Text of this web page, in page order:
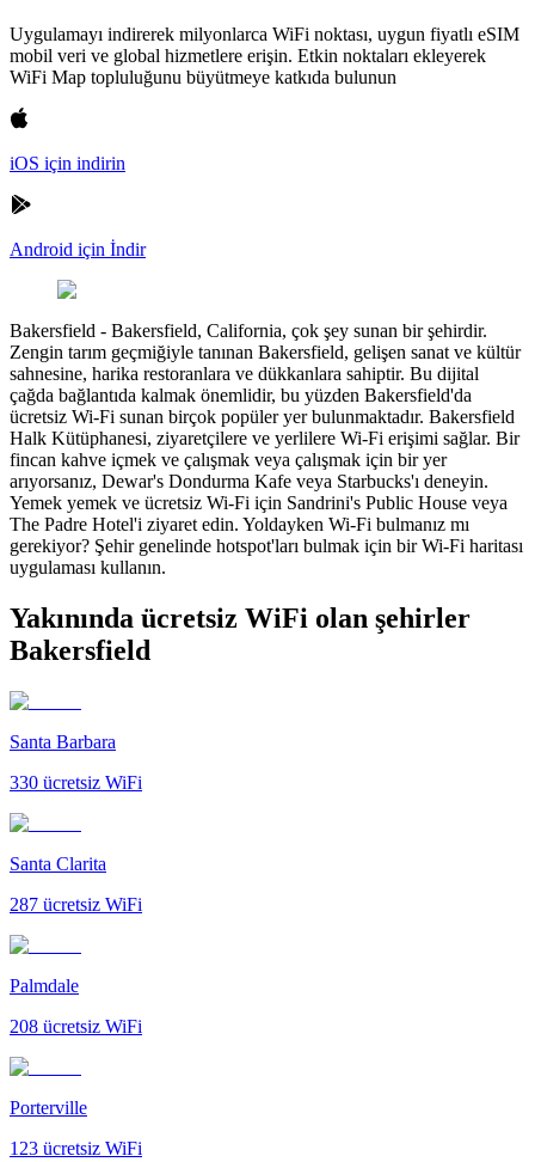
Uygulamayı indirerek milyonlarca WiFi noktası, uygun fiyatlı eSIM
mobil veri ve global hizmetlere erişin. Etkin noktaları ekleyerek
WiFi Map topluluğunu büyütmeye katkıda bulunun
iOS için indirin
Android için İndir
Bakersfield - Bakersfield, California, çok şey sunan bir şehirdir.
Zengin tarım geçmiğiyle tanınan Bakersfield, gelişen sanat ve kültür
sahnesine, harika restoranlara ve dükkanlara sahiptir. Bu dijital
çağda bağlantıda kalmak önemlidir, bu yüzden Bakersfield'da
ücretsiz Wi-Fi sunan birçok popüler yer bulunmaktadır. Bakersfield
Halk Kütüphanesi, ziyaretçilere ve yerlilere Wi-Fi erişimi sağlar. Bir
fincan kahve içmek ve çalışmak veya çalışmak için bir yer
arıyorsanız, Dewar's Dondurma Kafe veya Starbucks'ı deneyin.
Yemek yemek ve ücretsiz Wi-Fi için Sandrini's Public House veya
The Padre Hotel'i ziyaret edin. Yoldayken Wi-Fi bulmanız mı
gerekiyor? Şehir genelinde hotspot'ları bulmak için bir Wi-Fi haritası
uygulaması kullanın.
Yakınında ücretsiz WiFi olan şehirler
Bakersfield
Santa Barbara
330 ücretsiz WiFi
Santa Clarita
287 ücretsiz WiFi
Palmdale
208 ücretsiz WiFi
Porterville
123 ücretsiz WiFi